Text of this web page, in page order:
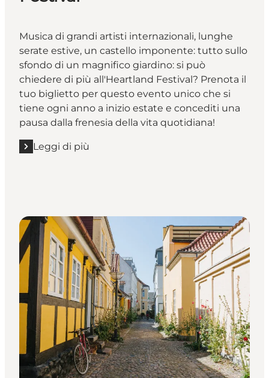
Musica di grandi artisti internazionali, lunghe
serate estive, un castello imponente: tutto sullo
sfondo di un magnifico giardino: si può
chiedere di più all'Heartland Festival? Prenota il
tuo biglietto per questo evento unico che si
tiene ogni anno a inizio estate e concediti una
pausa dalla frenesia della vita quotidiana!
Leggi di più
Leggi di più "Totale relax all'Heartland Festival"